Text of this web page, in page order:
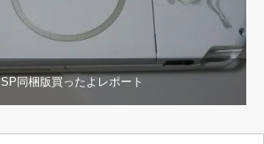
同梱版買ったよレポート